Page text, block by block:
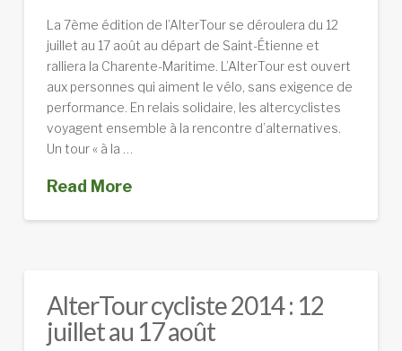
La 7ème édition de l’AlterTour se déroulera du 12
juillet au 17 août au départ de Saint-Étienne et
ralliera la Charente-Maritime. L’AlterTour est ouvert
aux personnes qui aiment le vélo, sans exigence de
performance. En relais solidaire, les altercyclistes
voyagent ensemble à la rencontre d’alternatives.
Un tour « à la …
Read More
AlterTour cycliste 2014 : 12
juillet au 17 août